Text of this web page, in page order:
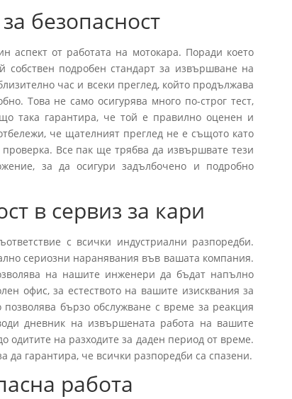
безопасност
аспект от работата на мотокара. Поради което
собствен подробен стандарт за извършване на
час и всеки преглед, който продължава
Това не само осигурява много по-строг тест,
така гарантира, че той е правилно оценен и
че щателният преглед не е същото като
Все пак ще трябва да извършвате тези
за да осигури задълбочено и подробно
в сервиз за кари
с всички индустриални разпоредби.
сериозни наранявания във вашата компания.
на нашите инженери да бъдат напълно
офис, за естеството на вашите изисквания за
бързо обслужване с време за реакция
дневник на извършената работа на вашите
одитите на разходите за даден период от време.
да гарантира, че всички разпоредби са спазени.
работа